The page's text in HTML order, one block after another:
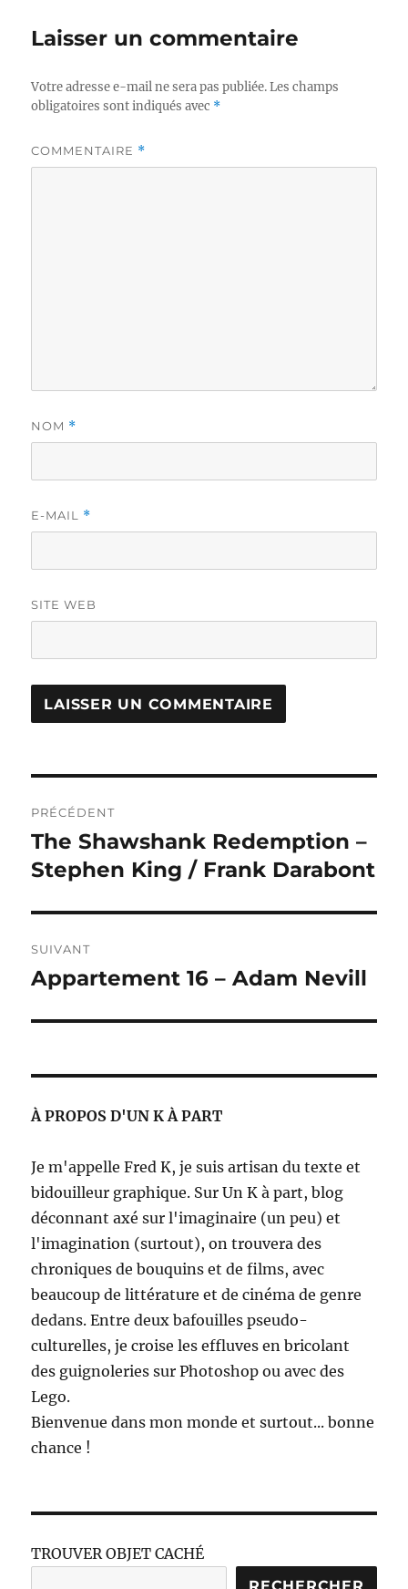
Laisser un commentaire
Votre adresse e-mail ne sera pas publiée. Les champs
obligatoires sont indiqués avec *
COMMENTAIRE *
NOM *
E-MAIL *
SITE WEB
de
l’article
PRÉCÉDENT
Publication
précédente :
The Shawshank Redemption –
Stephen King / Frank Darabont
SUIVANT
Publication
Appartement 16 – Adam Nevill
À PROPOS D'UN K À PART
Je m'appelle Fred K, je suis artisan du texte et
bidouilleur graphique. Sur Un K à part, blog
déconnant axé sur l'imaginaire (un peu) et
l'imagination (surtout), on trouvera des
chroniques de bouquins et de films, avec
beaucoup de littérature et de cinéma de genre
dedans. Entre deux bafouilles pseudo-
culturelles, je croise les effluves en bricolant
des guignoleries sur Photoshop ou avec des
Lego.
Bienvenue dans mon monde et surtout... bonne
chance !
TROUVER OBJET CACHÉ